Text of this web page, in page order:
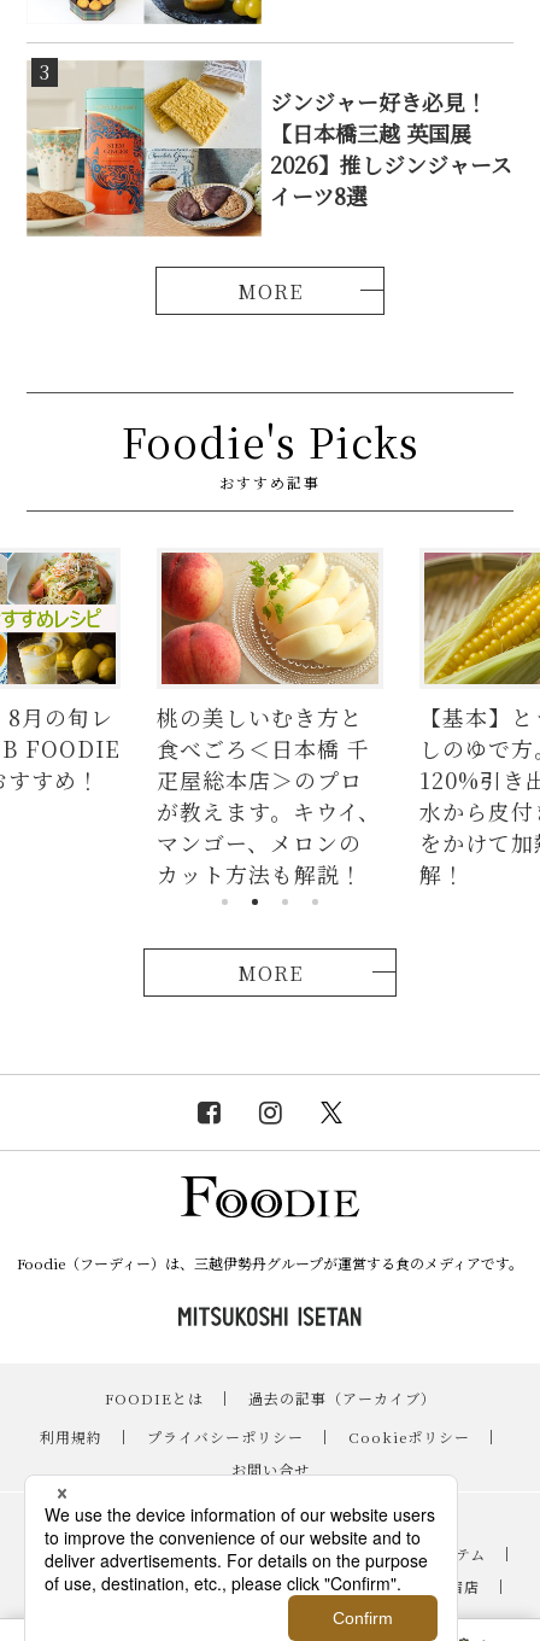
3
ジンジャー好き必見！
【日本橋三越 英国展
2026】推しジンジャース
イーツ8選
Foodie's Picks
おすすめ記事
レ
桃の美しいむき方と
食べごろ＜日本橋 千
疋屋総本店＞のプロ
が教えます。キウイ、
マンゴー、メロンの
カット方法も解説！
【基本】とうもろ
しのゆで方。甘さ
120%引き出すに
水から皮付き＆時
をかけて加熱が正
解！
MORE
Foodie（フーディー）は、三越伊勢丹グループが運営する食のメディアです。
FOODIEとは ｜
過去の記事（アーカイブ）
｜
利用規約 ｜ プライバシーポリシー ｜ Cookieポリシー
｜
お問い合せ
レシピ ｜
スイーツ
｜
手土産・ギフト ｜ ニュース・イベント ｜ おすすめアイテム
｜
読み物・コラム
｜ バイヤーのイチオシ！ ｜ 伊勢丹新宿店
｜
｜ FOODIE占い